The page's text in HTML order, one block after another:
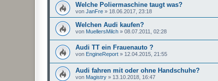
Welche Poliermaschine taugt was?
von JanFre » 18.06.2017, 23:18
Welchen Audi kaufen?
von MuellersMilch » 08.07.2011, 02:28
Audi TT ein Frauenauto ?
von EngineReport » 12.04.2015, 21:55
Audi fahren mit oder ohne Handschuhe?
von Magistry » 13.10.2018, 16:47